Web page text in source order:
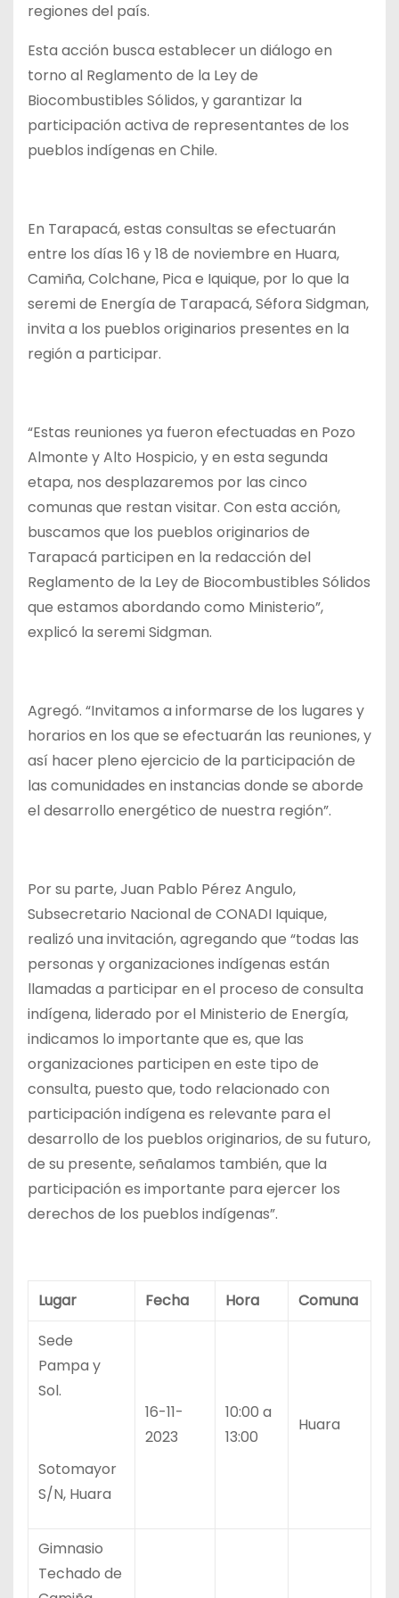
regiones del país.
Esta acción busca establecer un diálogo en
torno al Reglamento de la Ley de
Biocombustibles Sólidos, y garantizar la
participación activa de representantes de los
pueblos indígenas en Chile.
En Tarapacá, estas consultas se efectuarán
entre los días 16 y 18 de noviembre en Huara,
Camiña, Colchane, Pica e Iquique, por lo que la
seremi de Energía de Tarapacá, Séfora Sidgman,
invita a los pueblos originarios presentes en la
región a participar.
“Estas reuniones ya fueron efectuadas en Pozo
Almonte y Alto Hospicio, y en esta segunda
etapa, nos desplazaremos por las cinco
comunas que restan visitar. Con esta acción,
buscamos que los pueblos originarios de
Tarapacá participen en la redacción del
Reglamento de la Ley de Biocombustibles Sólidos
que estamos abordando como Ministerio”,
explicó la seremi Sidgman.
Agregó. “Invitamos a informarse de los lugares y
horarios en los que se efectuarán las reuniones, y
así hacer pleno ejercicio de la participación de
las comunidades en instancias donde se aborde
el desarrollo energético de nuestra región”.
Por su parte, Juan Pablo Pérez Angulo,
Subsecretario Nacional de CONADI Iquique,
realizó una invitación, agregando que “todas las
personas y organizaciones indígenas están
llamadas a participar en el proceso de consulta
indígena, liderado por el Ministerio de Energía,
indicamos lo importante que es, que las
organizaciones participen en este tipo de
consulta, puesto que, todo relacionado con
participación indígena es relevante para el
desarrollo de los pueblos originarios, de su futuro,
de su presente, señalamos también, que la
participación es importante para ejercer los
derechos de los pueblos indígenas”.
Lugar Fecha Hora
Comuna
Sede
Pampa y
Sol.
Sotomayor
S/N, Huara
16-11-
2023
10:00 a
13:00
Huara
Gimnasio
Techado de